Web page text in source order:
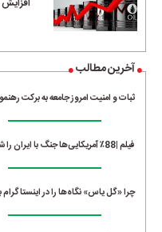
آخرین مطالب
ثبات و امنیت امروز جامعه به برکت
فیلم |88٪ آمریکایی‌ها جنگ با ایران را شکست‌خورده می‌دانند
چرا «گل یاس» نگاه‌ها را در